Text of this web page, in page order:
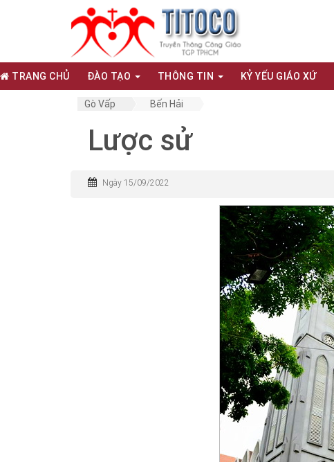
TRANG CHỦ ĐÀO TẠO THÔNG TIN KỶ YẾU GIÁO XỨ
Gò Vấp Bến Hải
Lược sử
Ngày 15/09/2022